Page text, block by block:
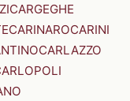
CARGEGHE
CARINAROCARINI
CARLAZZO